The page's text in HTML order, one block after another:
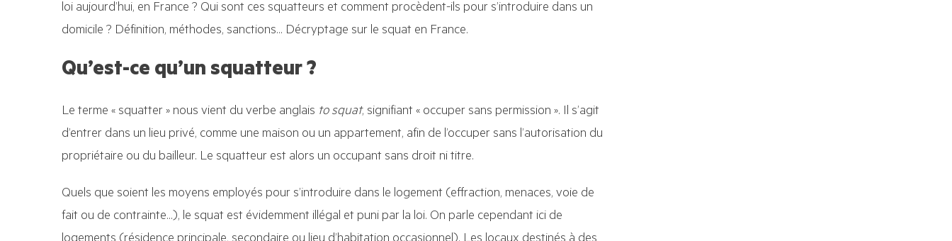
loi aujourd’hui, en France ? Qui sont ces squatteurs et comment procèdent-ils pour s’introduire dans un
domicile ? Définition, méthodes, sanctions… Décryptage sur le squat en France.
Qu’est-ce qu’un squatteur ?
Le terme « squatter » nous vient du verbe anglais to squat, signifiant « occuper sans permission ». Il s’agit
d’entrer dans un lieu privé, comme une maison ou un appartement, afin de l’occuper sans l’autorisation du
propriétaire ou du bailleur. Le squatteur est alors un occupant sans droit ni titre.
Quels que soient les moyens employés pour s’introduire dans le logement (effraction, menaces, voie de
fait ou de contrainte…), le squat est évidemment illégal et puni par la loi. On parle cependant ici de